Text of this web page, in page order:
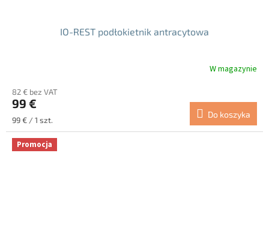
IO-REST podłokietnik antracytowa
W magazynie
82 € bez VAT
99 €
Cena
jednostkowa:
99 € / 1 szt.
Do koszyka
Promocja